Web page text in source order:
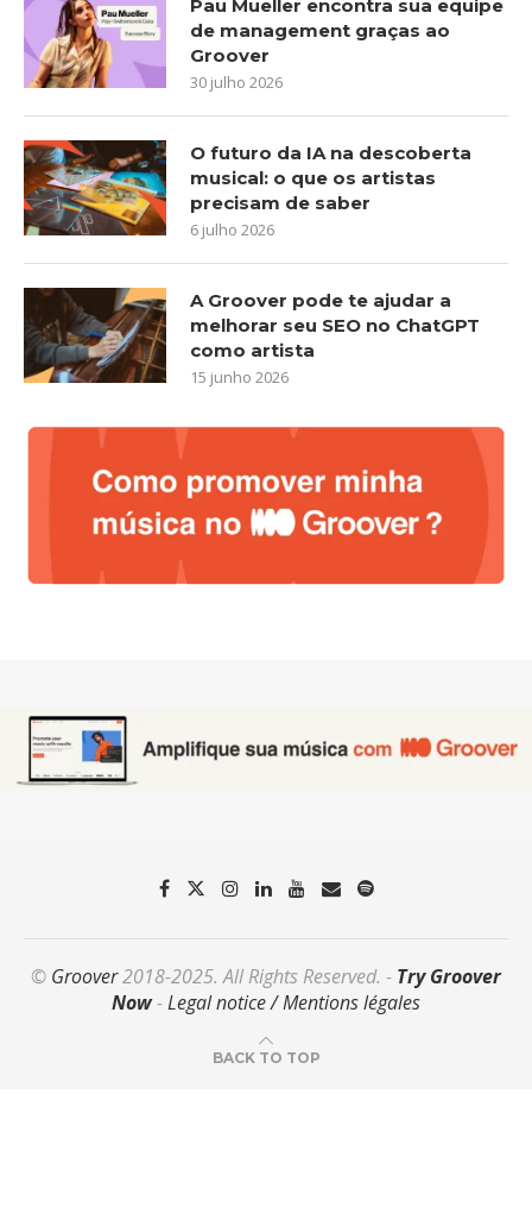
Pau Mueller encontra sua equipe
de management graças ao
Groover
30 julho 2026
O futuro da IA na descoberta
musical: o que os artistas
precisam de saber
6 julho 2026
A Groover pode te ajudar a
melhorar seu SEO no ChatGPT
como artista
15 junho 2026
© Groover2018-2025. All Rights Reserved. - Try Groover
Now-Legal notice / Mentions légales
BACK TO TOP